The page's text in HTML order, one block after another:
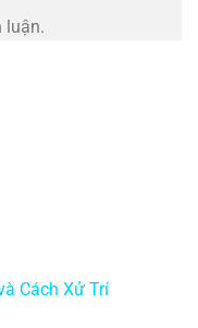
luận.
Cách Xử Trí